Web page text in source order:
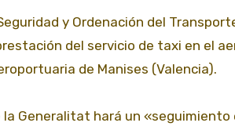
y Ordenación del
del servicio de taxi en el
de Manises (Valencia).
la Generalitat hará un